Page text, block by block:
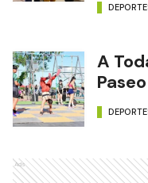
A
Ads